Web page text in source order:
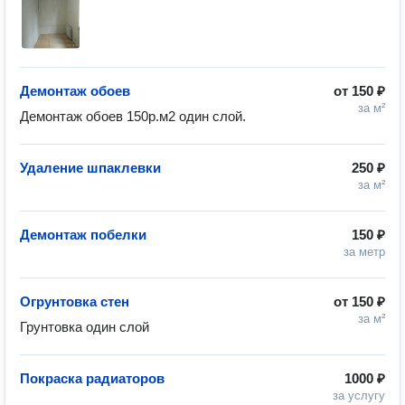
от 150 ₽
за м²
Демонтаж обоев
Демонтаж обоев 150р.м2 один слой.
250 ₽
за м²
Удаление шпаклевки
150 ₽
за метр
Демонтаж побелки
от 150 ₽
за м²
Огрунтовка стен
Грунтовка один слой
1000 ₽
за услугу
Покраска радиаторов